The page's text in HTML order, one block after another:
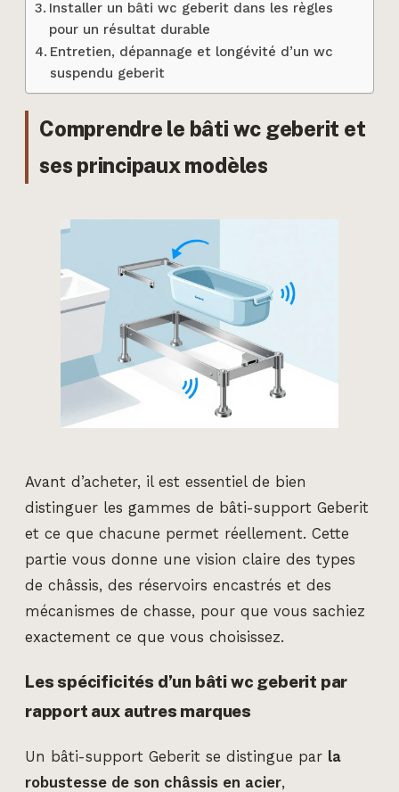
Installer un bâti wc geberit dans les règles
pour un résultat durable
Entretien, dépannage et longévité d’un wc
suspendu geberit
Comprendre le bâti wc geberit et
ses principaux modèles
Avant d’acheter, il est essentiel de bien
distinguer les gammes de bâti-support Geberit
et ce que chacune permet réellement. Cette
partie vous donne une vision claire des types
de châssis, des réservoirs encastrés et des
mécanismes de chasse, pour que vous sachiez
exactement ce que vous choisissez.
Les spécificités d’un bâti wc geberit par
rapport aux autres marques
Un bâti-support Geberit se distingue par la
robustesse de son châssis en acier,